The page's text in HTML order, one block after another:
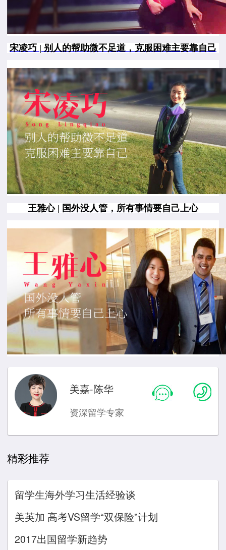
宋凌巧 | 别人的帮助微不足道，克服困难主要靠自己
王雅心 | 国外没人管，所有事情要自己上心
美嘉-陈华
资深留学专家
精彩推荐
留学生海外学习生活经验谈
美英加 高考VS留学“双保险”计划
2017出国留学新趋势